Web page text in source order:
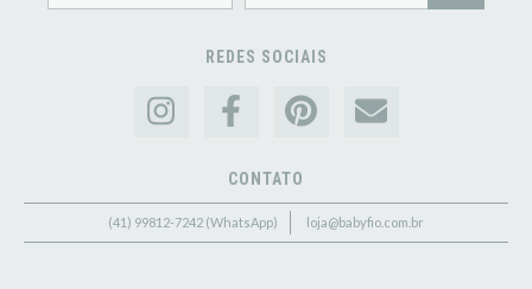
REDES SOCIAIS
CONTATO
(41) 99812-7242 (WhatsApp) loja@babyfio.com.br